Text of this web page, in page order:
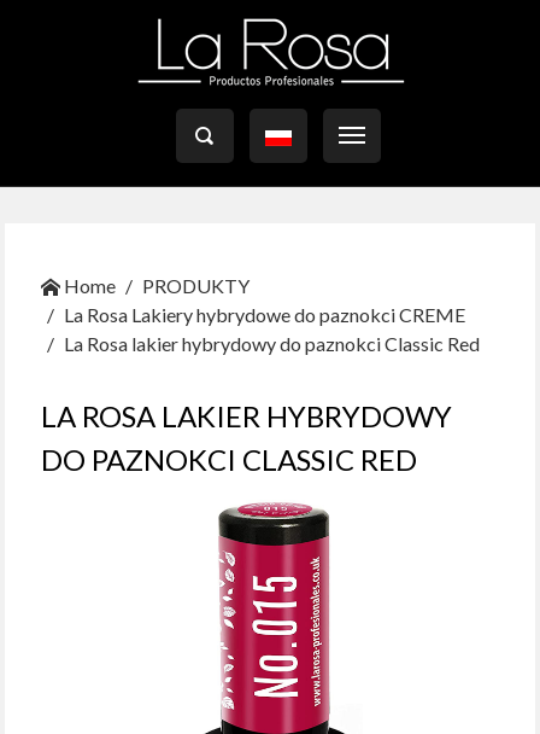

Home
PRODUKTY
La Rosa Lakiery hybrydowe do paznokci CREME
La Rosa lakier hybrydowy do paznokci Classic Red
LA ROSA LAKIER HYBRYDOWY
DO PAZNOKCI CLASSIC RED